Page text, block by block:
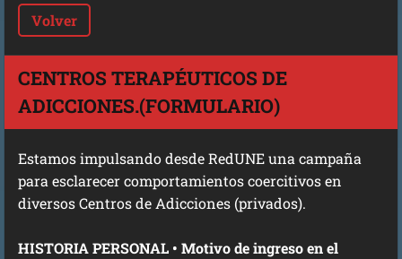
Volver
CENTROS TERAPÉUTICOS DE
ADICCIONES.(FORMULARIO)
Estamos impulsando desde RedUNE una campaña
para esclarecer comportamientos coercitivos en
diversos Centros de Adicciones (privados).
HISTORIA PERSONAL • Motivo de ingreso en el